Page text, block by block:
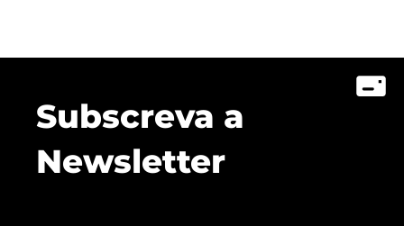
Subscreva a
Newsletter